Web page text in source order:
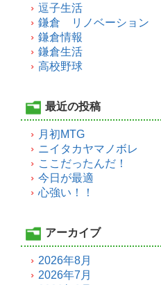
逗子生活
鎌倉 リノベーション
鎌倉情報
鎌倉生活
高校野球
最近の投稿
月初MTG
ニイタカヤマノボレ
ここだったんだ！
今日が最適
心強い！！
アーカイブ
2026年8月
2026年7月